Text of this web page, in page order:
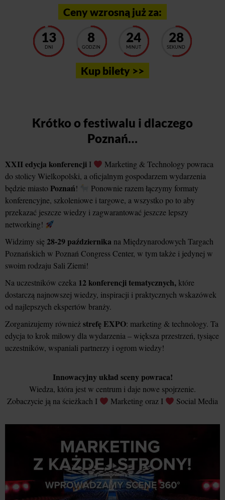
Ceny wzrosną już za:
13
DNI
8
GODZIN
24
MINUT
22
SEKUND
Kup bilety >>
Krótko o festiwalu i dlaczego
Poznań…
XXII edycja konferencji I
Marketing & Technology powraca
do stolicy Wielkopolski, a oficjalnym gospodarzem wydarzenia
będzie miasto Poznań!
Ponownie razem łączymy formaty
konferencyjne, szkoleniowe i targowe, a wszystko po to aby
przekazać jeszcze wiedzy i zagwarantować jeszcze lepszy
networking!
Widzimy się28-29 października na Międzynarodowych Targach
Poznańskich w Poznań Congress Center, w tym także i jedynej w
swoim rodzaju Sali Ziemi!
Na uczestników czeka 12 konferencji tematycznych, które
dostarczą najnowszej wiedzy, inspiracji i praktycznych wskazówek
od najlepszych ekspertów branży.
Zorganizujemy równieżstrefę EXPO: marketing & technology. Ta
edycja to krok milowy dla wydarzenia – większa przestrzeń, tysiące
uczestników, wspaniali partnerzy i ogrom wiedzy!
Innowacyjny układ sceny powraca!
Wiedza, która jest w centrum i daje nowe spojrzenie.
Zobaczycie ją na ścieżkach I
Marketing oraz I Social Media